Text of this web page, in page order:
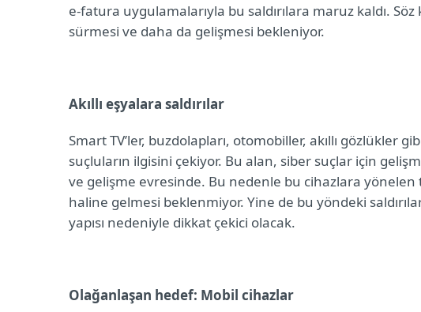
e-fatura uygulamalarıyla bu saldırılara maruz kaldı.
sürmesi ve daha da gelişmesi bekleniyor.
Akıllı eşyalara saldırılar
Smart TV’ler, buzdolapları, otomobiller, akıllı gözlükler
suçluların ilgisini çekiyor. Bu alan, siber suçlar için
ve gelişme evresinde. Bu nedenle bu cihazlara
haline gelmesi beklenmiyor. Yine de bu yöndeki
yapısı nedeniyle dikkat çekici olacak.
Olağanlaşan hedef: Mobil cihazlar